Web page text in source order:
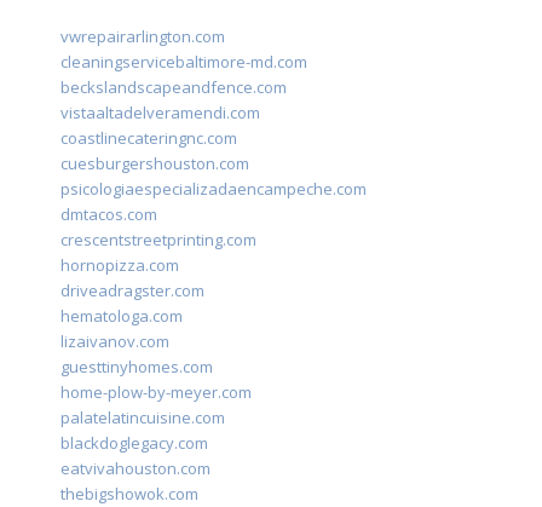
vwrepairarlington.com
cleaningservicebaltimore-md.com
beckslandscapeandfence.com
vistaaltadelveramendi.com
coastlinecateringnc.com
cuesburgershouston.com
psicologiaespecializadaencampeche.com
dmtacos.com
crescentstreetprinting.com
hornopizza.com
driveadragster.com
hematologa.com
lizaivanov.com
guesttinyhomes.com
home-plow-by-meyer.com
palatelatincuisine.com
blackdoglegacy.com
eatvivahouston.com
thebigshowok.com